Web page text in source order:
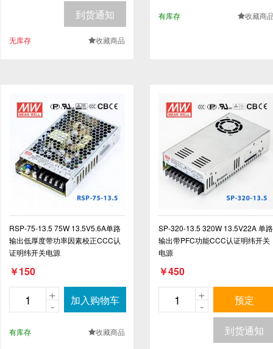
到货通知
无库存 .收藏商品
有库存 .收藏商
RSP-75-13.5 75W 13.5V5.6A单路
输出低厚度带功率因素校正CCC认
证明纬开关电源
￥150
-
+ 加入购物车
有库存 .收藏商品
SP-320-13.5 320W 13.5V22A 单路
输出带PFC功能CCC认证明纬开关
电源
￥450
-
+ 预定
到货通知